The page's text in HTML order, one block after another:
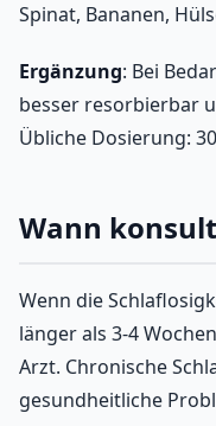
Spinat, Bananen,
Ergänzung: Bei
besser resorbierbar
Übliche Dosierung:
Wann
Wenn die
länger als 3-4
Arzt. Chronische
gesundheitliche